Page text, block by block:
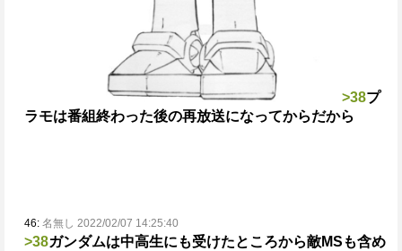
>38プ
ラモは番組終わった後の再放送になってからだから
46: 名無し 2022/02/07 14:25:40
>38ガンダムは中高生にも受けたところから敵MSも含め